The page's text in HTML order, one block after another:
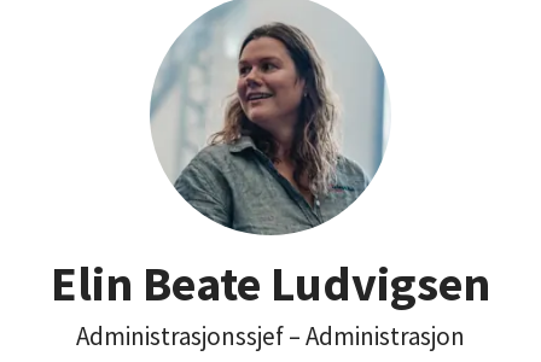
Elin Beate Ludvigsen
Administrasjonssjef – Administrasjon